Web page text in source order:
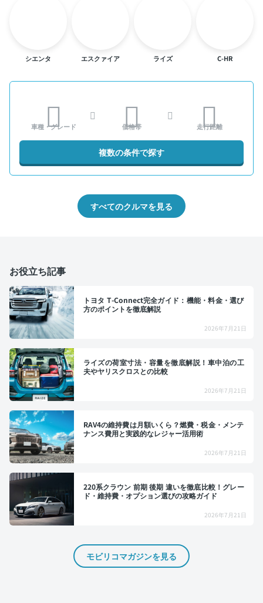
シエンタ エスクァイア ライズ C-HR
車種・グレード 価格帯 走行距離
複数の条件で探す
すべてのクルマを見る
お役立ち記事
トヨタ T-Connect完全ガイド：機能・料金・選び
方のポイントを徹底解説
2026年7月21日
ライズの荷室寸法・容量を徹底解説！車中泊の工
夫やヤリスクロスとの比較
2026年7月21日
RAV4の維持費は月額いくら？燃費・税金・メンテ
ナンス費用と実践的なレジャー活用術
2026年7月21日
220系クラウン 前期 後期 違いを徹底比較！グレー
ド・維持費・オプション選びの攻略ガイド
2026年7月21日
モビリコマガジンを見る